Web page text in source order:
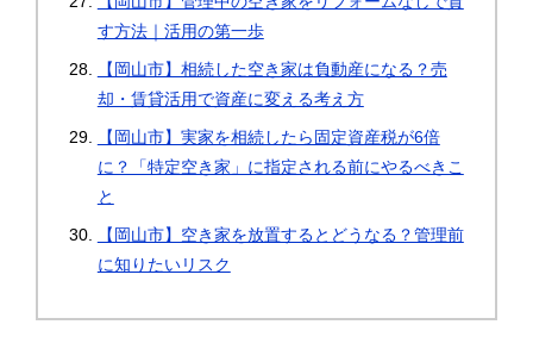
す方法｜活用の第一歩
【岡山市】相続した空き家は負動産になる？売
却・賃貸活用で資産に変える考え方
【岡山市】実家を相続したら固定資産税が6倍
に？「特定空き家」に指定される前にやるべきこ
と
【岡山市】空き家を放置するとどうなる？管理前
に知りたいリスク